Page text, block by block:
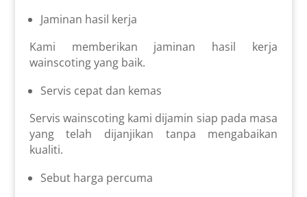
Jaminan hasil kerja
Kami memberikan jaminan hasil kerja
wainscoting yang baik.
Servis cepat dan kemas
Servis wainscoting kami dijamin siap pada masa
yang telah dijanjikan tanpa mengabaikan
kualiti.
Sebut harga percuma